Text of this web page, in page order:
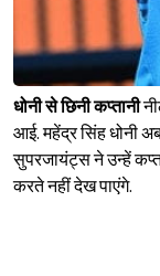
धोनी से छिनी कप्तानी
आई. महेंद्र सिंह धोनी
सुपरजायंट्स ने उन्हें
करते नहीं देख पाएंगे.